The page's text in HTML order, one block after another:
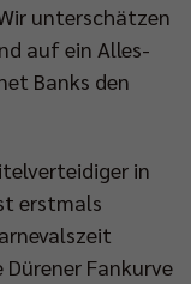
unterschätzen
auf ein Alles-
Banks den
in
erstmals
Fankurve